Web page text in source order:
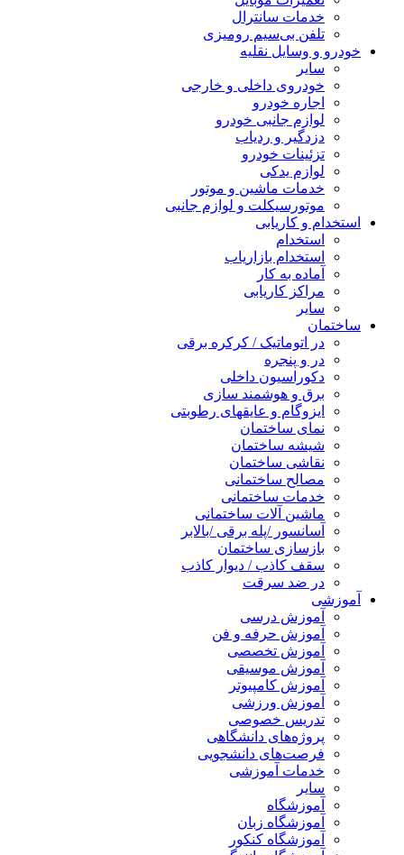
خدمات سانترال
تلفن بی‌سیم رومیزی
خودرو و وسایل نقلیه
سایر
خودروی داخلی و خارجی
اجاره خودرو
لوازم جانبی خودرو
دزدگیر و ردیاب
تزئینات خودرو
لوازم یدکی
خدمات ماشین و موتور
موتورسیکلت و لوازم جانبی
استخدام و کاریابی
استخدام
استخدام بازاریاب
آماده به کار
مراکز کاریابی
سایر
ساختمان
در اتوماتیک / کرکره برقی
در و پنجره
دکوراسیون داخلی
برق و هوشمند سازی
ایزوگام و عایقهای رطوبتی
نمای ساختمان
شیشه ساختمان
نقاشی ساختمان
مصالح ساختمانی
خدمات ساختمانی
ماشین آلات ساختمانی
آسانسور /پله برقی /بالابر
بازسازی ساختمان
سقف کاذب / دیوار کاذب
در ضد سرقت
آموزشی
آموزش درسی
آموزش حرفه و فن
آموزش تخصصی
آموزش موسیقی
آموزش کامپیوتر
آموزش ورزشی
تدریس خصوصی
پروژه‌های دانشگاهی
فرصت‌های دانشجویی
خدمات آموزشی
سایر
آموزشگاه
آموزشگاه زبان
آموزشگاه کنکور